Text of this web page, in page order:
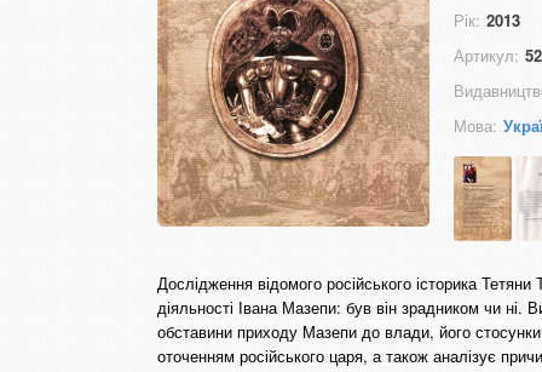
Рік: 2013
Артикул:
Мова:
Дослідження відомого російського історика
діяльності Івана Мазепи: був він зрадником чи ні.
обставини приходу Мазепи до влади, його
оточенням російського царя, а також аналізує